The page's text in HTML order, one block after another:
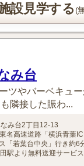
設見学する (
み台
ツやバーベキュ
隣接した賑わ...
み台2丁目12-13
東名高速道路「横浜青葉
「若葉台中央」行き約6
駅より無料送迎サービ